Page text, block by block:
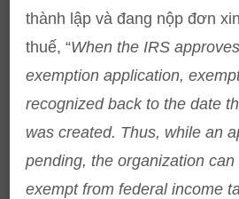
thành lập và đang nộp đơn
thuế, “When the IRS
exemption application,
recognized back to the date
was created. Thus, while an
pending, the organization
exempt from federal income